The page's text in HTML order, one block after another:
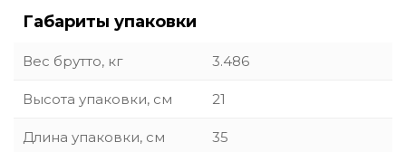
Габариты упаковки
Вес брутто, кг 3.486
Высота упаковки, см 21
Длина упаковки, см 35